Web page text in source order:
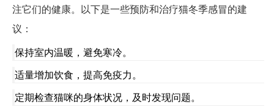
注它们的健康。以下是一些预防和治疗猫冬季感冒的建
议：
保持室内温暖，避免寒冷。
适量增加饮食，提高免疫力。
定期检查猫咪的身体状况，及时发现问题。